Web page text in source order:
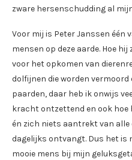
zware hersenschudding al
Voor mij is Peter Janssen één
mensen op deze aarde. Hoe
voor het opkomen van
dolfijnen die worden
paarden, daar heb ik onwijs
kracht ontzettend en ook hoe
én zich niets aantrekt van alle
dagelijks ontvangt. Dus het is
mooie mens bij mijn